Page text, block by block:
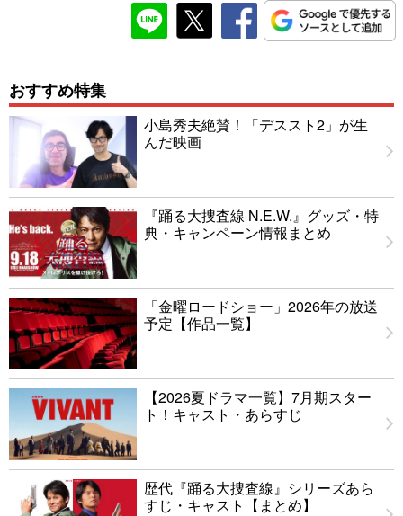
おすすめ特集
小島秀夫絶賛！「デススト2」が生
んだ映画
『踊る大捜査線 N.E.W.』グッズ・特
典・キャンペーン情報まとめ
「金曜ロードショー」2026年の放送
予定【作品一覧】
【2026夏ドラマ一覧】7月期スター
ト！キャスト・あらすじ
歴代『踊る大捜査線』シリーズあら
すじ・キャスト【まとめ】